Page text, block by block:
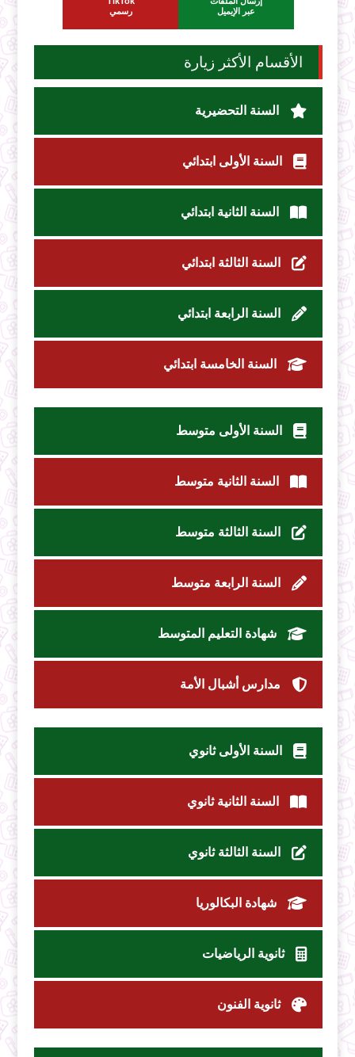
عبر الإيميل
رسمي
الأقسام الأكثر زيارة
السنة التحضيرية
السنة الأولى ابتدائي
السنة الثانية ابتدائي
السنة الثالثة ابتدائي
السنة الرابعة ابتدائي
السنة الخامسة ابتدائي
السنة الأولى متوسط
السنة الثانية متوسط
السنة الثالثة متوسط
السنة الرابعة متوسط
شهادة التعليم المتوسط
مدارس أشبال الأمة
السنة الأولى ثانوي
السنة الثانية ثانوي
السنة الثالثة ثانوي
شهادة البكالوريا
ثانوية الرياضيات
ثانوية الفنون